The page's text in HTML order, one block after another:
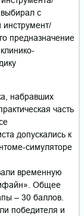
с
инструмент/
предназначение
набравших
часть
допускались к
симуляторе
временную
Общее
– 30 баллов.
победителя и